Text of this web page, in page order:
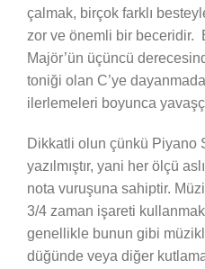
çalmak, birçok farklı
zor ve önemli bir beceridir.
Majör’ün üçüncü
toniği olan C’ye
ilerlemeleri boyunca
Dikkatli olun çünkü Piyano
yazılmıştır, yani her ölçü
nota vuruşuna sahiptir.
3/4 zaman işareti
genellikle bunun gibi
düğünde veya diğer